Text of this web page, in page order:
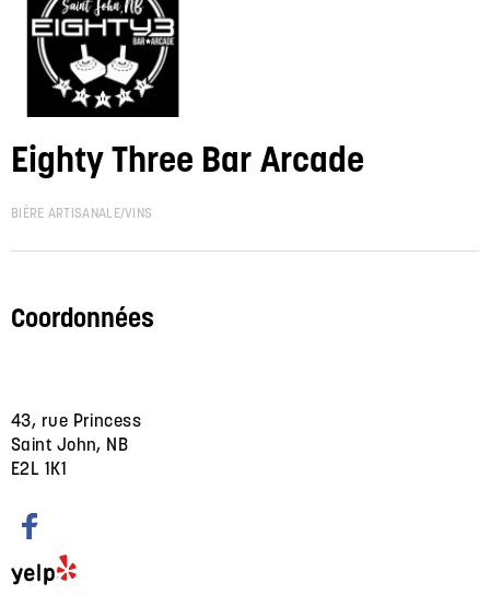
Eighty Three Bar Arcade
BIÈRE ARTISANALE/VINS
Coordonnées
43, rue Princess
Saint John, NB
E2L 1K1